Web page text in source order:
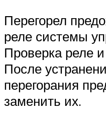
Перегорел
реле системы
Проверка реле
После
перегорания
заменить их.